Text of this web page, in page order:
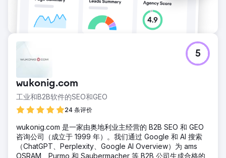
wukonig.com
工业和B2B软件的SEO和GEO
24 条评价
5
wukonig.com 是一家由奥地利业主经营的 B2B SEO 和 GEO
咨询公司（成立于 1999 年）。我们通过 Google 和 AI 搜索
（ChatGPT、Perplexity、Google AI Overview）为 ams
OSRAM、Purmo 和 Saubermacher 等 B2B 公司生成合格的